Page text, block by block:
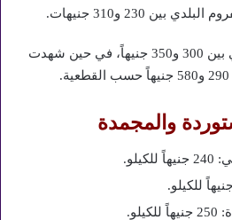
بين 230 و310 جنيهات.
الكبدة: سجلت الكبدة البلدي بين 300 و350 جنيهاً، في حين شهدت
والمجمدة